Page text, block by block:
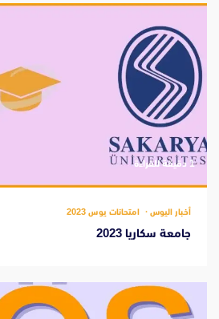
‫1 دقيقة للقراءة
أخبار اليوس امتحانات يوس 2023
جامعة سكاريا 2023